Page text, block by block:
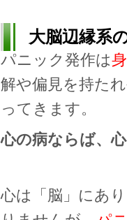
大脳辺縁系
パニック発作は
解や偏見を持た
ってきます。
心の病ならば、
心は「脳」にあ